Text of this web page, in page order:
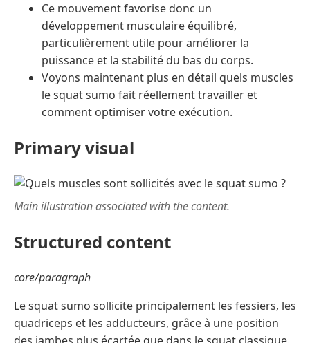
Ce mouvement favorise donc un
développement musculaire équilibré,
particulièrement utile pour améliorer la
puissance et la stabilité du bas du corps.
Voyons maintenant plus en détail quels muscles
le squat sumo fait réellement travailler et
comment optimiser votre exécution.
Primary visual
Main illustration associated with the content.
Structured content
core/paragraph
Le squat sumo sollicite principalement les fessiers, les
quadriceps et les adducteurs, grâce à une position